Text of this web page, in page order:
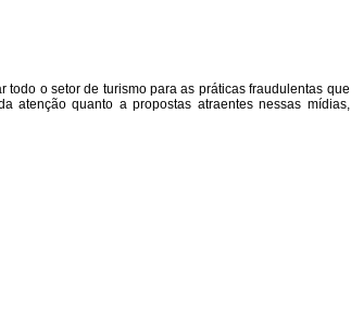
o setor de turismo para as práticas fraudulentas que
atenção quanto a propostas atraentes nessas mídias,